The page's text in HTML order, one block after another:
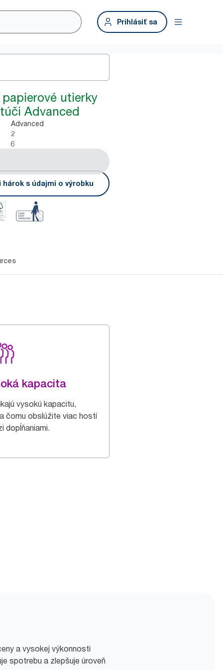
Prihlásiť sa
papierové utierky
Advanced
Advanced
2
6
s údajmi o výrobku
kapacita
vysokú kapacitu,
čomu obslúžite viac hostí
dopĺňaniami.
a vysokej výkonnosti
spotrebu a zlepšuje úroveň